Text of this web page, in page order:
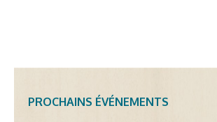
PROCHAINS ÉVÉNEMENTS